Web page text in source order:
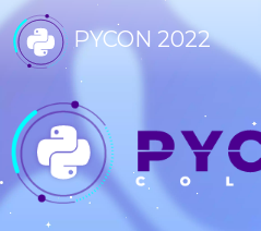
PYCON 2022